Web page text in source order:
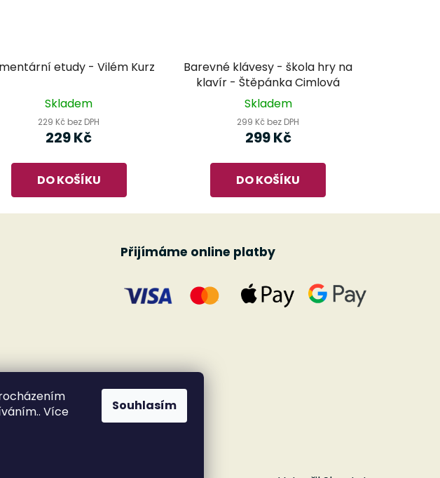
Více
Souhlasím
etudy - Vilém Kurz
Skladem
229 Kč bez DPH
229 Kč
DO KOŠÍKU
Barevné klávesy - škola hry na
klavír - Štěpánka Cimlová
Skladem
299 Kč bez DPH
299 Kč
DO KOŠÍKU
Přijímáme online platby